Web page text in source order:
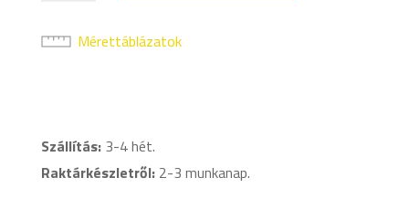
KosárlabdaMérettáblázatok
Szállítás:3-4 hét.
Raktárkészletről:2-3 munkanap.